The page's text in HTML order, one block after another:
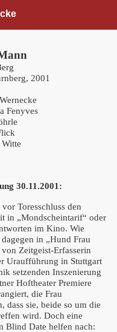
2001
Fenyves
30.11.2001:
Toresschluss den
in „Mondscheintarif“ oder
im Kino. Wie
in „Hund Frau
Zeitgeist-Erfasserin
Uraufführung in Stuttgart
setzenden Inszenierung
Hoftheater Premiere
die Frau
dass sie, beide so um die
wird. Doch eine
Blind Date helfen nach: